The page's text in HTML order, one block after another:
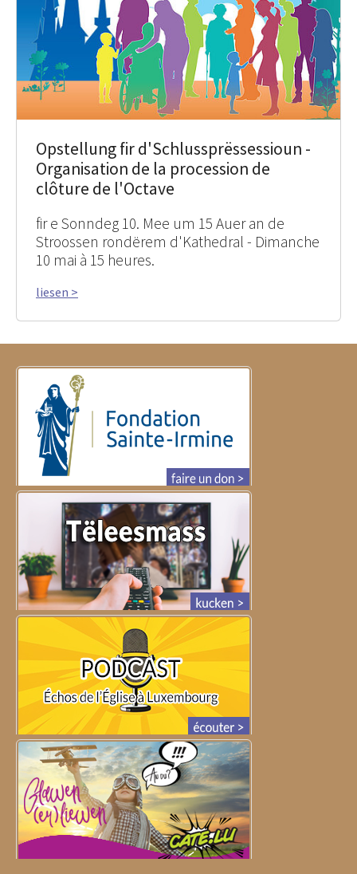
Opstellung fir d'Schlussprëssessioun -
Organisation de la procession de
clôture de l'Octave
fir e Sonndeg 10. Mee um 15 Auer an de
Stroossen rondërem d'Kathedral - Dimanche
10 mai à 15 heures.
liesen >